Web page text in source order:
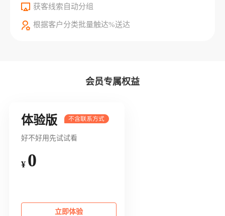
获客线索自动分组
根据客户分类批量触达%送达
会员专属权益
体验版
好不好用先试试看
¥ 0
立即体验